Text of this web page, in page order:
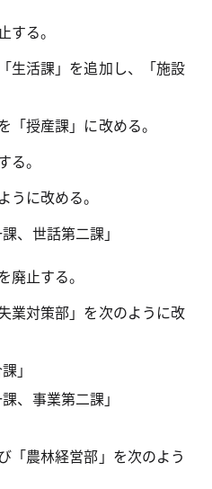
る。
生活課」を追加し、「施設
「授産課」に改める。
。
うに改める。
、世話第二課」
止する。
業対策部」を次のように改
」
、事業第二課」
「農林経営部」を次のよう